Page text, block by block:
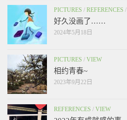
PICTURES / REFERENCES /
好久没画了……
2024年5月18日
PICTURES / VIEW
相约青春~
2023年9月22日
REFERENCES / VIEW